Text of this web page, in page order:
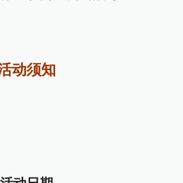
动须知